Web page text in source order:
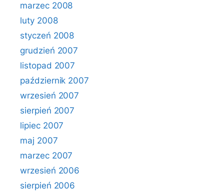
marzec 2008
luty 2008
styczeń 2008
grudzień 2007
listopad 2007
październik 2007
wrzesień 2007
sierpień 2007
lipiec 2007
maj 2007
marzec 2007
wrzesień 2006
sierpień 2006